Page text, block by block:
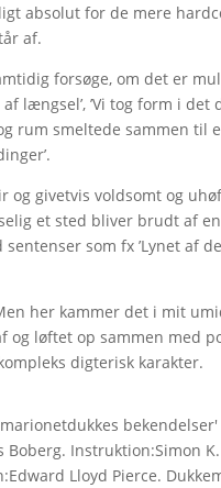
absolut for de mere
af.
forsøge, om det er
længsel’, ’Vi tog form i det
rum smeltede sammen til
og givetvis voldsomt og
et sted bliver brudt af en
som fx ’Lynet af
her kammer det i mit
løftet op sammen med
digterisk karakter.
bekendelser'
Boberg. Instruktion:Simon
Lloyd Pierce.